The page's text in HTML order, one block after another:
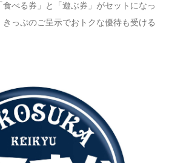
食べる券」と「遊ぶ券」がセットになっ
っぷのご呈示でおトクな優待も受ける